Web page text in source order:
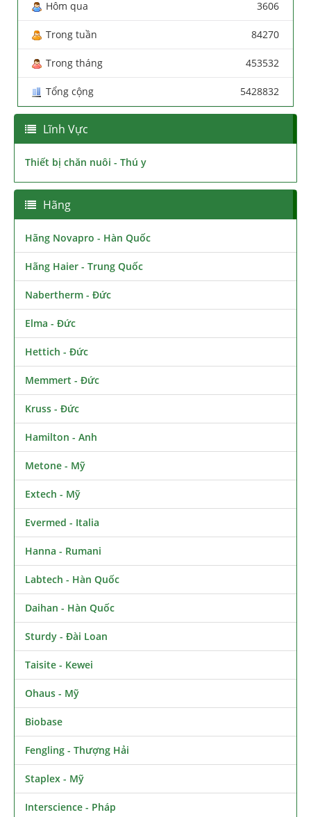
Hôm qua 3606
Trong tuần 84270
Trong tháng 453532
Tổng cộng 5428832
Lĩnh Vực
Thiết bị chăn nuôi - Thú y
Hãng
Hãng Novapro - Hàn Quốc
Hãng Haier - Trung Quốc
Nabertherm - Đức
Elma - Đức
Hettich - Đức
Memmert - Đức
Kruss - Đức
Hamilton - Anh
Metone - Mỹ
Extech - Mỹ
Evermed - Italia
Hanna - Rumani
Labtech - Hàn Quốc
Daihan - Hàn Quốc
Sturdy - Đài Loan
Taisite - Kewei
Ohaus - Mỹ
Biobase
Fengling - Thượng Hải
Staplex - Mỹ
Interscience - Pháp